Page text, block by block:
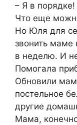
– Я в
Что еще
Но Юля для
звонить маме
в неделю. И
Помогала
Обновили
постельное
другие
Мама,